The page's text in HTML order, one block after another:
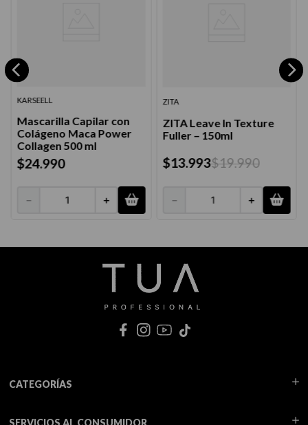
KARSEELL
Mascarilla Capilar con
Colágeno Maca Power
Collagen 500 ml
$24.990
＋
－
ZITA
ZITA Leave In Texture
Fuller – 150ml
$13.993$19.990
＋
－
CATEGORÍAS
SERVICIOS AL CONSUMIDOR